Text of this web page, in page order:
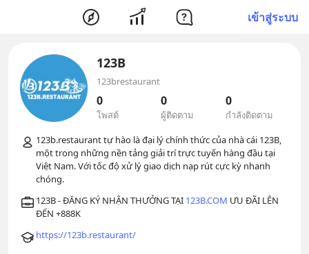
เข้าสู่ระบบ
123B
123brestaurant
0
โพสต์
0
ผู้ติดตาม
0
กำลังติดตาม
123b.restaurant tự hào là đại lý chính thức của nhà cái 123B,
một trong những nền tảng giải trí trực tuyến hàng đầu tại
Việt Nam. Với tốc độ xử lý giao dịch nạp rút cực kỳ nhanh
123B - ĐĂNG KÝ NHẬN THƯỞNG TẠI 123B.COM ƯU ĐÃI LÊN
https://123b.restaurant/